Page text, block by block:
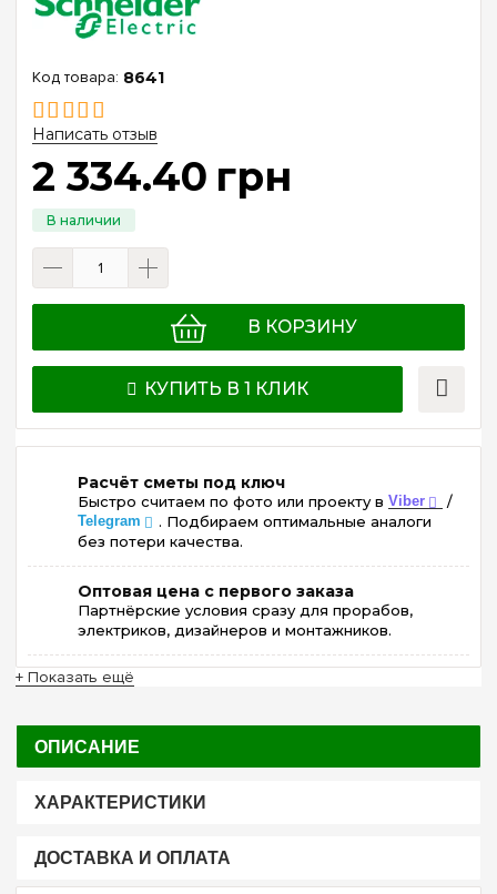
8641
Написать отзыв
2 334.40 грн
В КОРЗИНУ
КУПИТЬ В 1 КЛИК
Расчёт сметы под ключ
Быстро считаем по фото или проекту в Viber /
Telegram
. Подбираем оптимальные аналоги
без потери качества.
Оптовая цена с первого заказа
Партнёрские условия сразу для прорабов,
электриков, дизайнеров и монтажников.
+ Показать ещё
ОПИСАНИЕ
ХАРАКТЕРИСТИКИ
ДОСТАВКА И ОПЛАТА